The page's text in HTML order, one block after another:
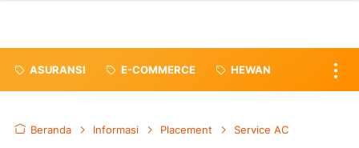
ASURANSI E-COMMERCE HEWAN
Beranda Informasi Placement Service AC